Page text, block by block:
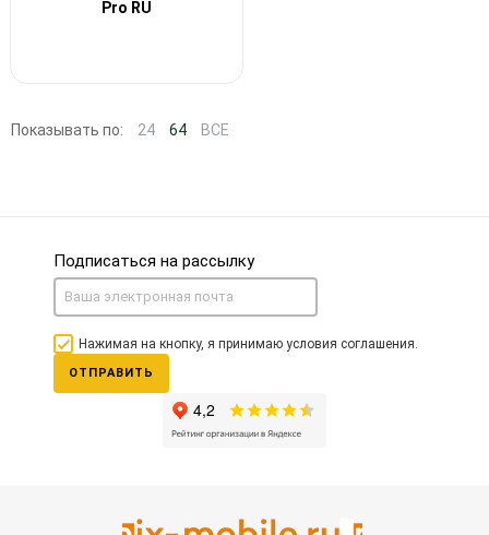
Pro RU
Показывать по: 24 64 ВСЕ
Подписаться на рассылку
Нажимая на кнопку, я принимаю условия соглашения.
ОТПРАВИТЬ